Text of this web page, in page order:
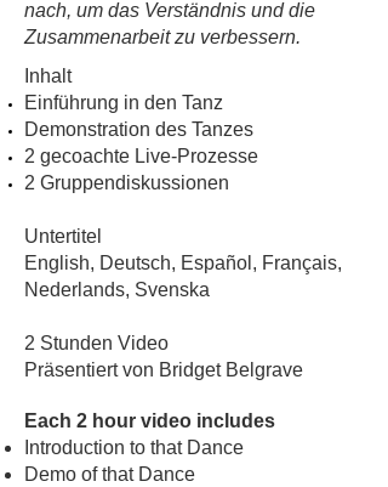
nach, um das Verständnis und die
Zusammenarbeit zu verbessern.
Inhalt
Einführung in den Tanz
Demonstration des Tanzes
2 gecoachte Live-Prozesse
2 Gruppendiskussionen
Untertitel
English, Deutsch, Español, Français,
Nederlands, Svenska
2 Stunden Video
Präsentiert von Bridget Belgrave
Each 2 hour video includes
Introduction to that Dance
Demo of that Dance